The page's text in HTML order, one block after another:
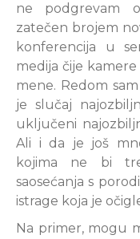
ne podgrevam
zatečen brojem
konferencija u
medija čije
mene. Redom
je slučaj
uključeni
Ali i da je još
kojima ne bi
saosećanja s
istrage koja je
Na primer, mogu